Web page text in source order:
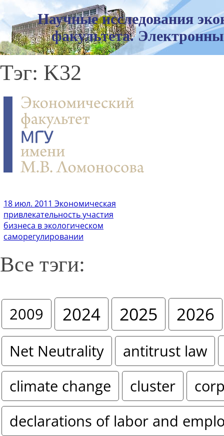
Научные исследования
факультета.
Тэг: K32
18 июл. 2011 Экономическая
привлекательность участия
бизнеса в экологическом
саморегулировании
Все тэги:
2009 2024 2025 2026
Net Neutrality
antitrust law
climate change
cluster
declarations of labor and